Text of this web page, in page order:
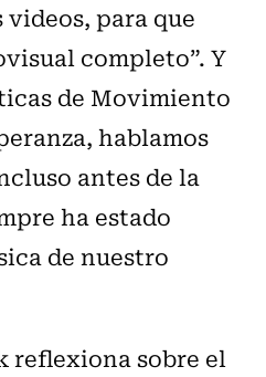
videos, para que
completo”. Y
de Movimiento
hablamos
antes de la
ha estado
de nuestro
reflexiona sobre el